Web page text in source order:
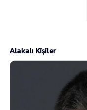
Alakalı Kişiler